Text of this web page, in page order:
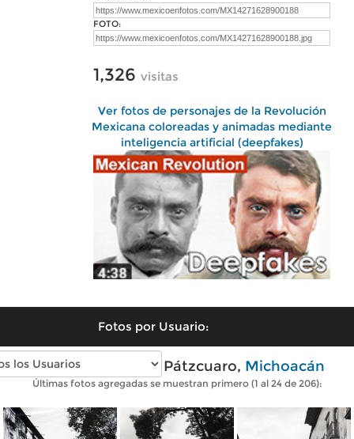
FOTO:
1,326 visitas
Ver fotos de personajes de la Revolución
Mexicana coloreadas y animadas mediante
inteligencia artificial (deepfakes)
Fotos por Usuario:
Fotos antiguas de Pátzcuaro, Michoacán
Últimas fotos agregadas se muestran primero (1 al 24 de 206):